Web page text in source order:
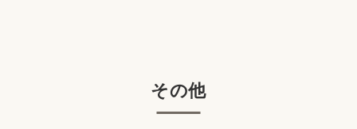
その他